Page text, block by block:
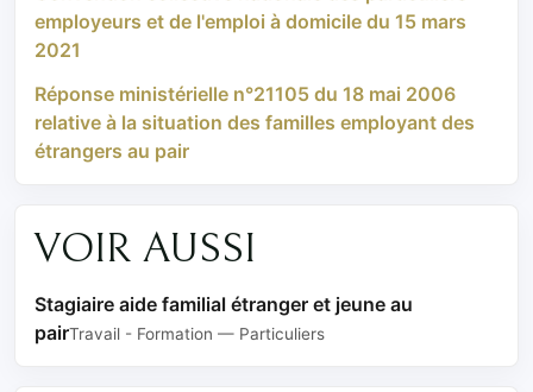
employeurs et de l'emploi à domicile du 15 mars
2021
Réponse ministérielle n°21105 du 18 mai 2006
relative à la situation des familles employant des
étrangers au pair
VOIR AUSSI
Stagiaire aide familial étranger et jeune au
pairTravail - Formation — Particuliers